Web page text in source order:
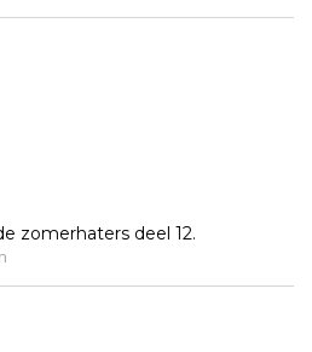
zomerhaters deel 12.